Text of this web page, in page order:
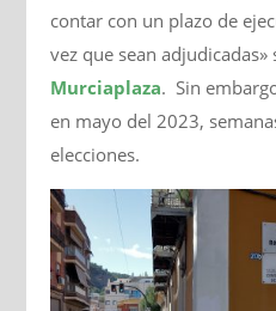
contar con un plazo de
vez que sean
Murciaplaza. Sin
en mayo del 2023,
elecciones.